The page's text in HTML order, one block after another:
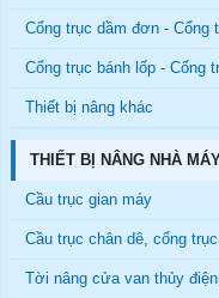
Cổng trục dầm đơn - Cổng
Cổng trục bánh lốp - Cổng
Thiết bị nâng khác
THIẾT BỊ NÂNG NHÀ
Cầu trục gian máy
Cầu trục chân dê, cổng
Tời nâng cửa van thủy